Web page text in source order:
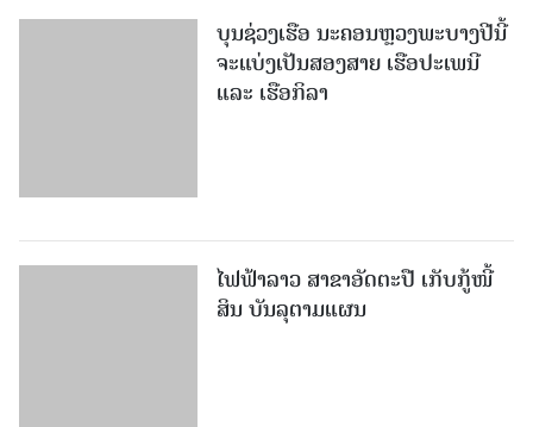
ບຸນຊ່ວງເຮືອ ນະຄອນຫຼວງພະບາງປີນີ້
ຈະແບ່ງເປັນສອງສາຍ ເຮືອປະເພນີ
ແລະ ເຮືອກິລາ
ໄຟ​ຟ້າ​ລາວ ສາ​ຂາ​ອັດ​ຕະ​ປື ເກັບ​ກູ້​ໜີ້​
ສິນ ບັນ​ລຸ​ຕາມ​ແຜນ